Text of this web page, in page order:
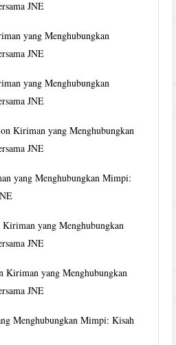
JNE
yang Menghubungkan
JNE
yang Menghubungkan
JNE
onKiriman yang Menghubungkan
JNE
yang Menghubungkan Mimpi:
Kiriman yang Menghubungkan
JNE
Kiriman yang Menghubungkan
JNE
Menghubungkan Mimpi: Kisah